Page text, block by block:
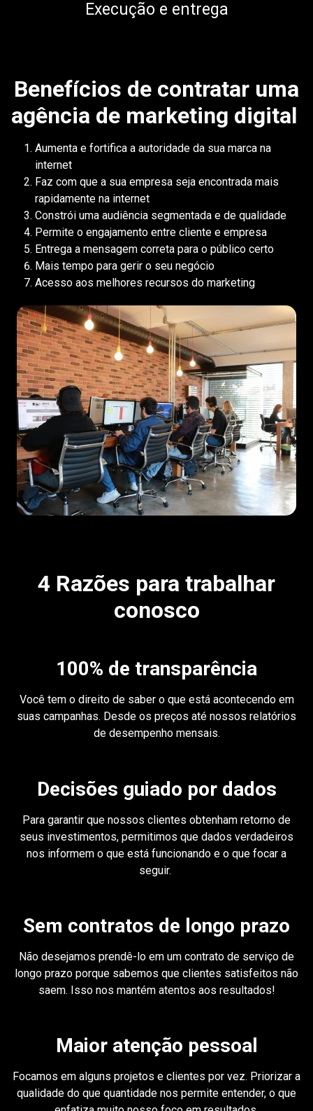
Execução e entrega
Benefícios de contratar uma
agência de marketing digital
Aumenta e fortifica a autoridade da sua marca na
internet
Faz com que a sua empresa seja encontrada mais
rapidamente na internet
Constrói uma audiência segmentada e de qualidade
Permite o engajamento entre cliente e empresa
Entrega a mensagem correta para o público certo
Mais tempo para gerir o seu negócio
Acesso aos melhores recursos do marketing
4 Razões para trabalhar
conosco
100% de transparência
Você tem o direito de saber o que está acontecendo em
suas campanhas. Desde os preços até nossos relatórios
de desempenho mensais.
Decisões guiado por dados
Para garantir que nossos clientes obtenham retorno de
seus investimentos, permitimos que dados verdadeiros
nos informem o que está funcionando e o que focar a
seguir.
Sem contratos de longo prazo
Não desejamos prendê-lo em um contrato de serviço de
longo prazo porque sabemos que clientes satisfeitos não
saem. Isso nos mantém atentos aos resultados!
Maior atenção pessoal
Focamos em alguns projetos e clientes por vez. Priorizar a
qualidade do que quantidade nos permite entender, o que